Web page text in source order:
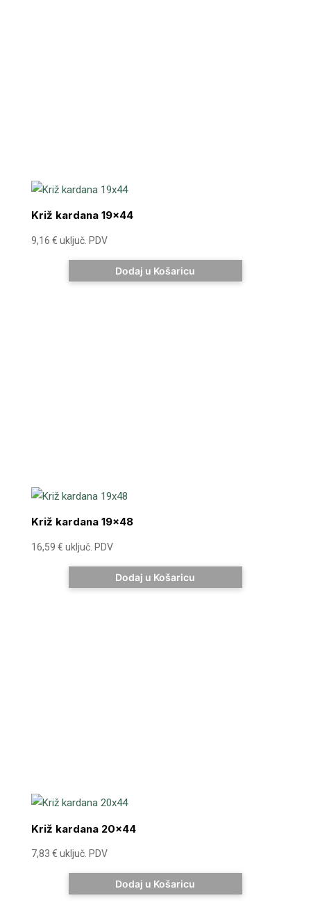
Križ kardana 19×44
9,16 € uključ. PDV
Dodaj u Košaricu
Križ kardana 19×48
16,59 € uključ. PDV
Dodaj u Košaricu
Križ kardana 20×44
7,83 € uključ. PDV
Dodaj u Košaricu